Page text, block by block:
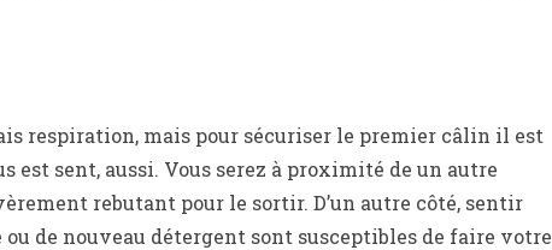
respiration, mais pour sécuriser le premier câlin il est
sent, aussi. Vous serez à proximité de un autre
rebutant pour le sortir. D’un autre côté, sentir
de nouveau détergent sont susceptibles de faire votre